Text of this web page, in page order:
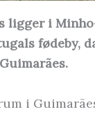
ligger i
fødeby,
i